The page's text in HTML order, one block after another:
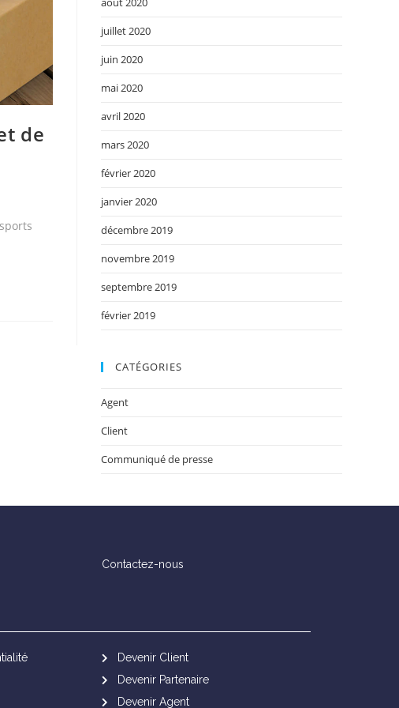
de
juillet 2020
juin 2020
mai 2020
avril 2020
mars 2020
février 2020
janvier 2020
décembre 2019
novembre 2019
septembre 2019
février 2019
CATÉGORIES
Agent
Client
Communiqué de presse
Contactez-nous
Devenir Client
Devenir Partenaire
Devenir Agent